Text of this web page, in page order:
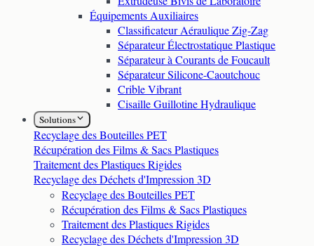
Équipements Auxiliaires
Classificateur Aéraulique Zig-Zag
Séparateur Électrostatique Plastique
Séparateur à Courants de Foucault
Séparateur Silicone-Caoutchouc
Crible Vibrant
Cisaille Guillotine Hydraulique
Solutions
Recyclage des Bouteilles PET
Récupération des Films & Sacs Plastiques
Traitement des Plastiques Rigides
Recyclage des Déchets d'Impression 3D
Recyclage des Bouteilles PET
Récupération des Films & Sacs Plastiques
Traitement des Plastiques Rigides
Recyclage des Déchets d'Impression 3D